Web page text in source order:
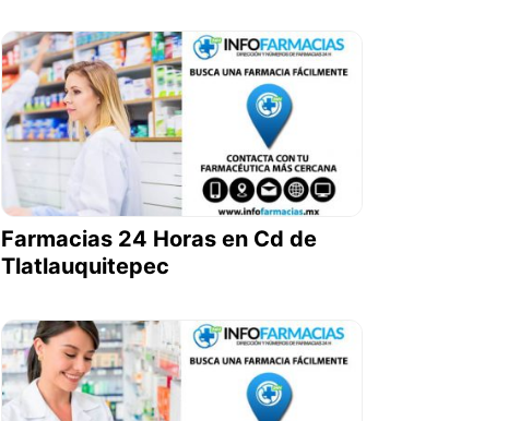
Farmacias 24 Horas en Cd de
Tlatlauquitepec